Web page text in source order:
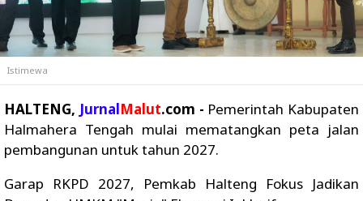
Istimewa
HALTENG, JurnalMalut.com - Pemerintah Kabupaten
Halmahera Tengah mulai mematangkan peta jalan
pembangunan untuk tahun 2027.
Garap RKPD 2027, Pemkab Halteng Fokus Jadikan